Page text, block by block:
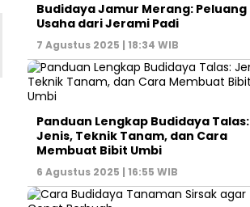
Budidaya Jamur Merang: Peluang
Usaha dari Jerami Padi
7 Agustus 2025 | 18:34 WIB
Panduan Lengkap Budidaya Talas:
Jenis, Teknik Tanam, dan Cara
Membuat Bibit Umbi
6 Agustus 2025 | 16:55 WIB